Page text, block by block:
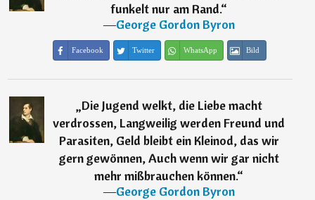
funkelt nur am Rand.“
―George Gordon Byron
Facebook Twitter WhatsApp Bild
„Die Jugend welkt, die Liebe macht
verdrossen, Langweilig werden Freund und
Parasiten, Geld bleibt ein Kleinod, das wir
gern gewönnen, Auch wenn wir gar nicht
mehr mißbrauchen können.“
―George Gordon Byron